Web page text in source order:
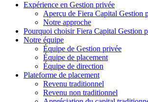
Expérience en Gestion privée
Aperçu de Fiera Capital Gestion
Notre approche
Pourquoi choisirFiera Capital Gestion
Notre équipe
Équipe de Gestion privée
Équipe de placement
Équipe de direction
Plateforme de placement
Revenu traditionnel
Revenu non traditionnel